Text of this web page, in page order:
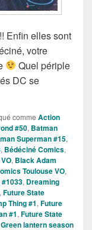
Enfin elles sont
votre
Quel périple
DC se
DC Comics VO
comme Action
#50, Batman
Superman #15,
, Bédéciné Comics,
, Black Adam
Toulouse VO,
, Dreaming
, Future State
Thing #1, Future
#1, Future State
Green lantern season